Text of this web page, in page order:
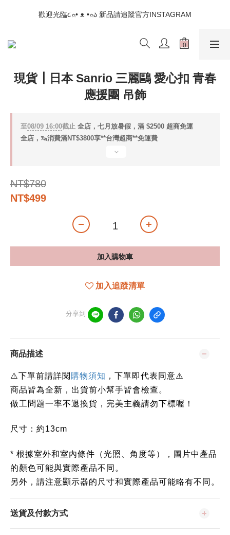
📣如果遇到結帳沒有反應，請另開瀏覽器 (不要直接從ig連結網站
下單)
歡迎光臨૮⍝• ᴥ •⍝ა 新品請追蹤官方INSTAGRAM
📣如果遇到結帳沒有反應，請另開瀏覽器 (不要直接從ig連結網站
現貨┃日本 Sanrio 三麗鷗 愛心扣 青春
應援團 吊飾
至08/09 16:00截止 全店，七月放暑假，滿 $2500 超商免運
全店，🦦消費滿NT$3800享**台灣超商**免運費
NT$780
NT$499
加入購物車
加入追蹤清單
分享到
商品描述
⚠️下單前請詳閱購物須知 ，下單即代表同意⚠️
商品皆為全新，出貨前小幫手皆會檢查。
做工問題一率不退換貨，完美主義請勿下標喔！
尺寸：約13cm
* 根據室外和室內條件（光照、角度等），圖片中產品
的顏色可能與實際產品不同。
另外，請注意顯示器的尺寸和實際產品可能略有不同。
送貨及付款方式